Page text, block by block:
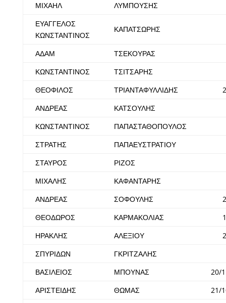
ΜΙΧΑΗΛ
ΛΥΜΠΟΥΣΗΣ
ΕΥΑΓΓΕΛΟΣ
ΚΩΝΣΤΑΝΤΙΝΟΣ
ΚΑΠΑΤΣΩΡΗΣ
ΑΔΑΜ
ΤΣΕΚΟΥΡΑΣ
ΚΩΝΣΤΑΝΤΙΝΟΣ
ΤΣΙΤΣΑΡΗΣ
ΘΕΟΦΙΛΟΣ
ΤΡΙΑΝΤΑΦΥΛΛΙΔΗΣ
ΑΝΔΡΕΑΣ
ΚΑΤΣΟΥΛΗΣ
ΚΩΝΣΤΑΝΤΙΝΟΣ
ΠΑΠΑΣΤΑΘΟΠΟΥΛΟΣ
ΣΤΡΑΤΗΣ
ΠΑΠΑΕΥΣΤΡΑΤΙΟΥ
ΣΤΑΥΡΟΣ
ΡΙΖΟΣ
ΜΙΧΑΛΗΣ
ΚΑΦΑΝΤΑΡΗΣ
ΑΝΔΡΕΑΣ
ΣΟΦΟΥΛΗΣ
ΘΕΟΔΩΡΟΣ
ΚΑΡΜΑΚΟΛΙΑΣ
ΗΡΑΚΛΗΣ
ΑΛΕΞΙΟΥ
ΣΠΥΡΙΔΩΝ
ΓΚΡΙΤΖΑΛΗΣ
ΒΑΣΙΛΕΙΟΣ
ΜΠΟΥΝΑΣ
20/
ΑΡΙΣΤΕΙΔΗΣ
ΘΩΜΑΣ
21/